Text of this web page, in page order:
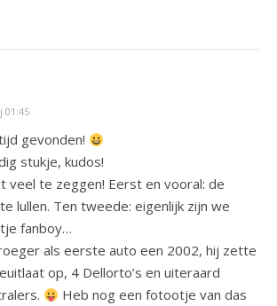
01:45
gevonden!
stukje, kudos!
veel te zeggen! Eerst en vooral: de
lullen. Ten tweede: eigenlijk zijn we
fanboy…
als eerste auto een 2002, hij zette
op, 4 Dellorto’s en uiteraard
Heb nog een fotootje van das